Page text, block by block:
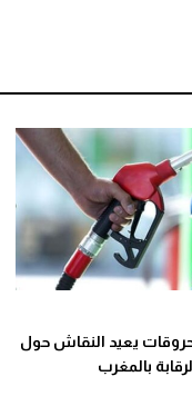
يعيد النقاش حول
بالمغرب